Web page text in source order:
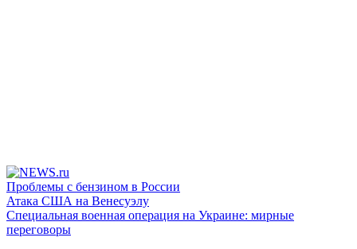
Проблемы с бензином в России
Атака США на Венесуэлу
Специальная военная операция на Украине: мирные
переговоры